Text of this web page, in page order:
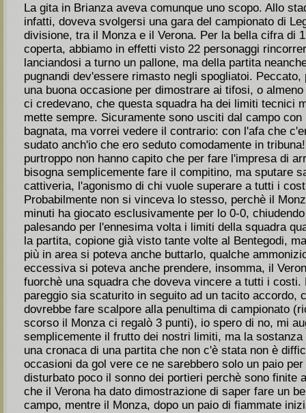
La gita in Brianza aveva comunque uno scopo. Allo
infatti, doveva svolgersi una gara del campionato di
divisione, tra il Monza e il Verona. Per la bella cifra di
coperta, abbiamo in effetti visto 22 personaggi
lanciandosi a turno un pallone, ma della partita
pugnandi dev'essere rimasto negli spogliatoi.
una buona occasione per dimostrare ai tifosi, o
ci credevano, che questa squadra ha dei limiti tecnici
mette sempre. Sicuramente sono usciti dal campo con
bagnata, ma vorrei vedere il contrario: con l'afa che
sudato anch'io che ero seduto comodamente in
purtroppo non hanno capito che per fare l'impresa di
bisogna semplicemente fare il compitino, ma sputare
cattiveria, l'agonismo di chi vuole superare a tutti i
Probabilmente non si vinceva lo stesso, perchè il
minuti ha giocato esclusivamente per lo 0-0,
palesando per l'ennesima volta i limiti della squadra
la partita, copione già visto tante volte al Bentegodi,
più in area si poteva anche buttarlo, qualche
eccessiva si poteva anche prendere, insomma, il
fuorchè una squadra che doveva vincere a tutti i costi.
pareggio sia scaturito in seguito ad un tacito accordo,
dovrebbe fare scalpore alla penultima di campionato
scorso il Monza ci regalò 3 punti), io spero di no, mi
semplicemente il frutto dei nostri limiti, ma la sostanza
una cronaca di una partita che non c'è stata non è
occasioni da gol vere ce ne sarebbero solo un paio
disturbato poco il sonno dei portieri perchè sono finite
che il Verona ha dato dimostrazione di saper fare un
campo, mentre il Monza, dopo un paio di fiammate